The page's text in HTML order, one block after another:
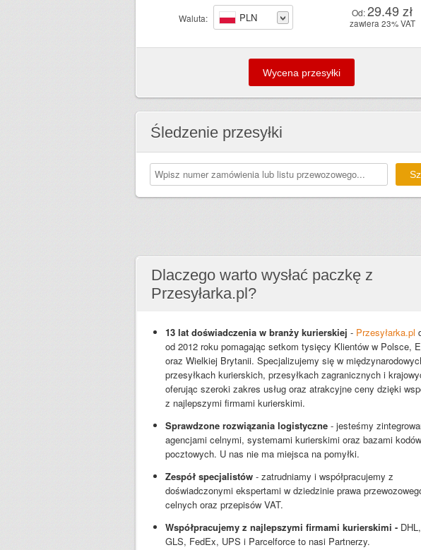
Waluta: PLN Od:29.49 zł
zawiera 23% VAT
Śledzenie przesyłki
Dlaczego warto wysłać paczkę z
Przesyłarka.pl?
13 lat doświadczenia w branży kurierskiej - Przesyłarka.pl
od 2012 roku pomagając setkom tysięcy Klientów w Polsce,
oraz Wielkiej Brytanii. Specjalizujemy się w
przesyłkach kurierskich, przesyłkach zagranicznych i
oferując szeroki zakres usług oraz atrakcyjne ceny dzięki
z najlepszymi firmami kurierskimi.
Sprawdzone rozwiązania logistyczne - jesteśmy
agencjami celnymi, systemami kurierskimi oraz bazami kodów
pocztowych. U nas nie ma miejsca na pomyłki.
Zespół specjalistów - zatrudniamy i współpracujemy z
doświadczonymi ekspertami w dziedzinie prawa
celnych oraz przepisów VAT.
Współpracujemy z najlepszymi firmami kurierskimi -
GLS, FedEx, UPS i Parcelforce to nasi Partnerzy.